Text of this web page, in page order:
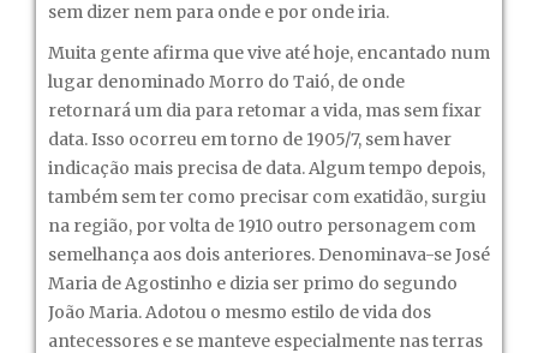
sem dizer nem para onde e por onde iria.
Muita gente afirma que vive até hoje, encantado num
lugar denominado Morro do Taió, de onde
retornará um dia para retomar a vida, mas sem fixar
data. Isso ocorreu em torno de 1905/7, sem haver
indicação mais precisa de data. Algum tempo depois,
também sem ter como precisar com exatidão, surgiu
na região, por volta de 1910 outro personagem com
semelhança aos dois anteriores. Denominava-se José
Maria de Agostinho e dizia ser primo do segundo
João Maria. Adotou o mesmo estilo de vida dos
antecessores e se manteve especialmente nas terras